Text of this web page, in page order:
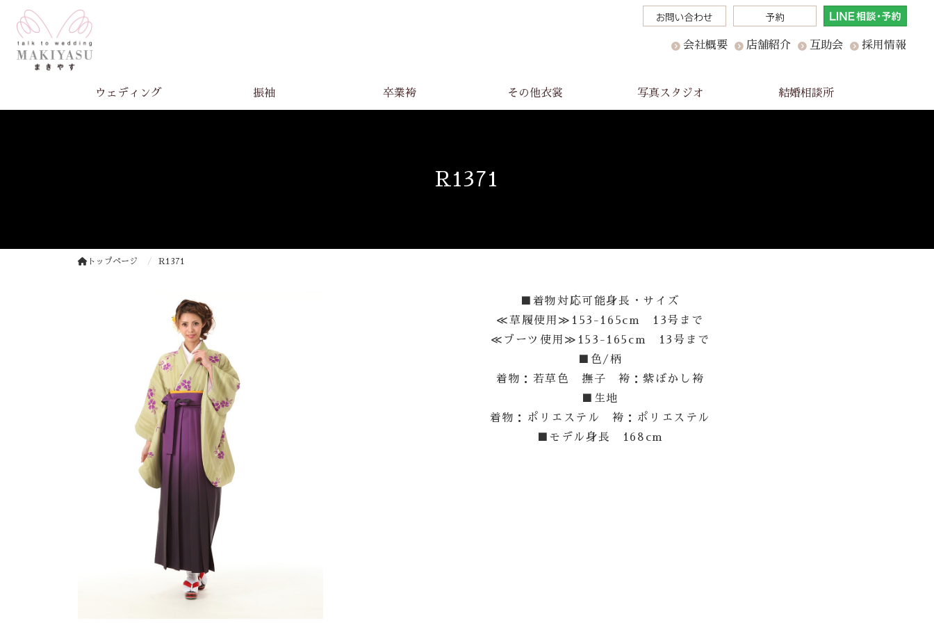
会社概要 店舗紹介 互助会 採用情報
ウェディング 振袖 卒業袴 その他衣裳 写真スタジオ 結婚相談所
R1371
トップページ R1371
■着物対応可能身長・サイズ
≪草履使用≫153-165cm 13号まで
≪ブーツ使用≫153-165cm 13号まで
■色/柄
着物：若草色 撫子 袴：紫ぼかし袴
■生地
着物：ポリエステル 袴：ポリエステル
■モデル身長 168cm